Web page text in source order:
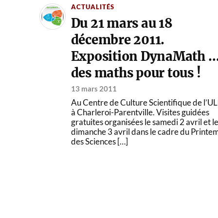
ACTUALITÉS
Du 21 mars au 18
décembre 2011.
Exposition DynaMath
des maths pour tous !
13 mars 2011
Au Centre de Culture Scientifique de
à Charleroi-Parentville. Visites guidées
gratuites organisées le samedi 2 avril et le
dimanche 3 avril dans le cadre du
des Sciences […]